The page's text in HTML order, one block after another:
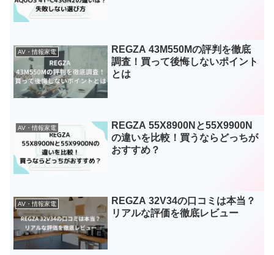
AV・情報家電
REGZA 43M550Mの評判を徹底
調査！買って後悔しないポイント
とは
AV・情報家電
REGZA 55X8900Nと55X9900N
の違いを比較！買うならどっちが
おすすめ？
AV・情報家電
REGZA 32V34の口コミは本当？
リアルな評価を徹底レビュー